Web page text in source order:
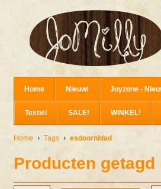
Home Nieuw! Joyzone -
Textiel SALE! WINKEL!
Home Tags esdoornblad
Producten